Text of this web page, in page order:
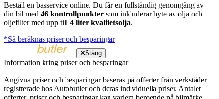
Beställ en basservice online. Du får en fullständig genomgång av
din bil med 46 kontrollpunkter som inkluderar byte av olja och
oljefilter med upp till 4 liter kvalitetsolja.
*Så beräknas priser och besparingar
Stäng
Information kring priser och besparingar
Angivna priser och besparingar baseras på offerter från verkstäder
registrerade hos Autobutler och deras individuella priser. Antalet
offerter, priser och besparingar kan variera beroende på bilmärke,